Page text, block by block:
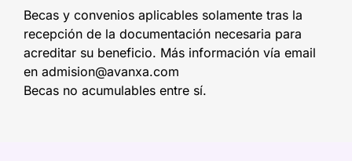
Becas y convenios aplicables solamente tras la
recepción de la documentación necesaria para
acreditar su beneficio. Más información vía email
en admision@avanxa.com
Becas no acumulables entre sí.